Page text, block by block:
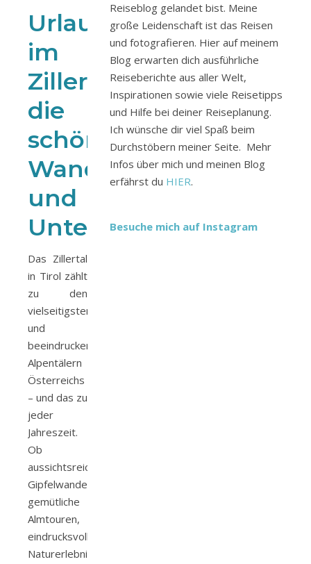
Urlaub
im
Zillertal:
die
schönsten
Wanderungen
und
Unternehmungen
Das Zillertal
in Tirol zählt
zu den
vielseitigsten
und
beeindruckendsten
Alpentälern
Österreichs
– und das zu
jeder
Jahreszeit.
Ob
aussichtsreiche
Gipfelwanderungen,
gemütliche
Almtouren,
eindrucksvolle
Naturerlebnisse
Reiseblog gelandet bist. Meine
große Leidenschaft ist das Reisen
und fotografieren. Hier auf meinem
Blog erwarten dich ausführliche
Reiseberichte aus aller Welt,
Inspirationen sowie viele Reisetipps
und Hilfe bei deiner Reiseplanung.
Ich wünsche dir viel Spaß beim
Durchstöbern meiner Seite. Mehr
Infos über mich und meinen Blog
erfährst du HIER.
Besuche mich auf Instagram